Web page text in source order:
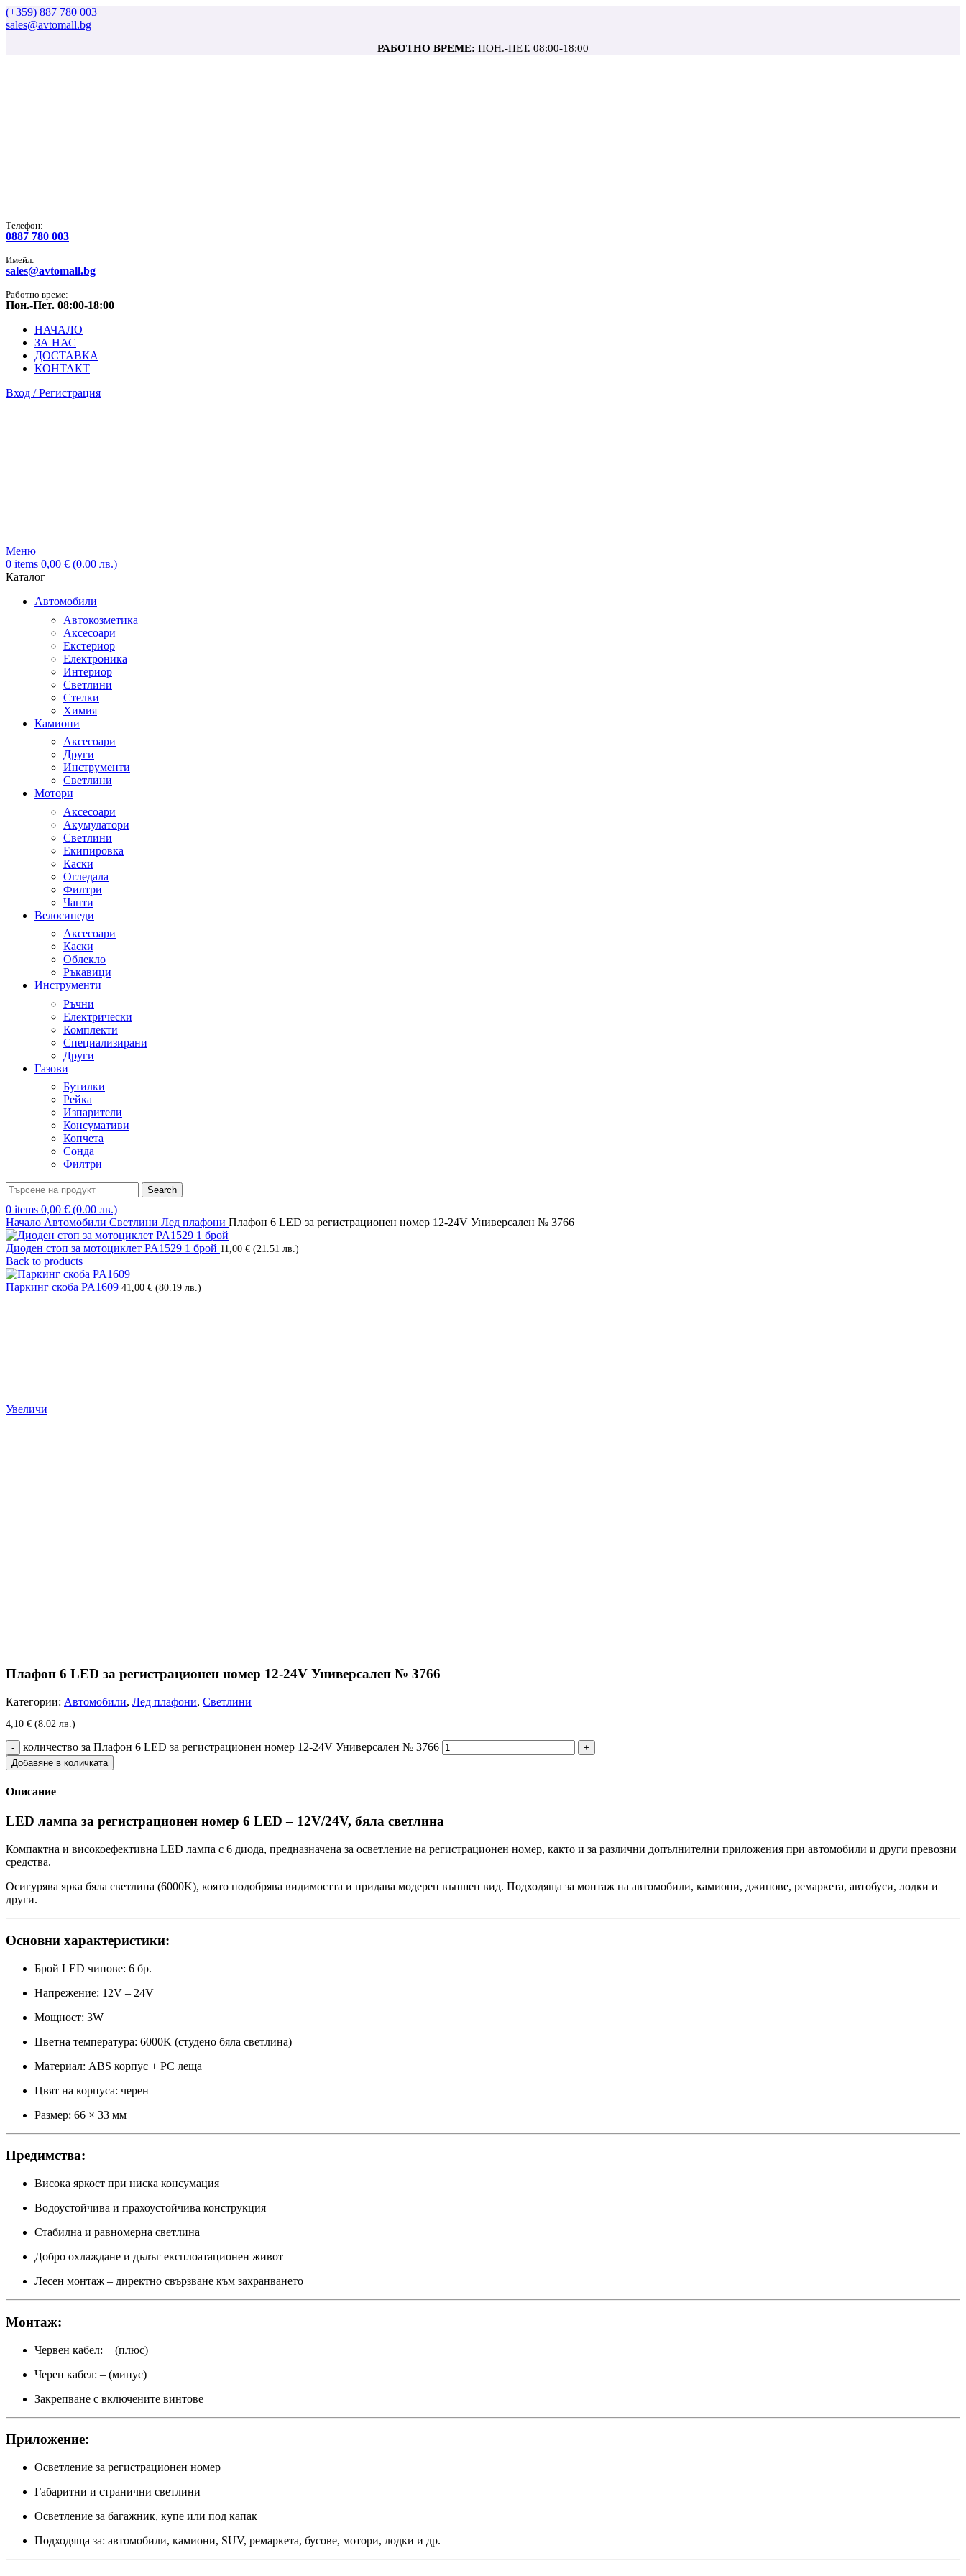
(+359) 887 780 003
sales@avtomall.bg
РАБОТНО ВРЕМЕ: ПОН.-ПЕТ. 08:00-18:00
Tелефон:
0887 780 003
Имейл:
sales@avtomall.bg
Работно време:
Пон.-Пет. 08:00-18:00
НАЧАЛО
ЗА НАС
ДОСТАВКА
КОНТАКТ
Вход / Регистрация
Меню
0 items 0,00 € (0.00 лв.)
Каталог
Автомобили
Автокозметика
Аксесоари
Екстериор
Електроника
Интериор
Светлини
Стелки
Химия
Камиони
Аксесоари
Други
Инструменти
Светлини
Мотори
Аксесоари
Акумулатори
Светлини
Екипировка
Каски
Огледала
Филтри
Чанти
Велосипеди
Аксесоари
Каски
Облекло
Ръкавици
Инструменти
Ръчни
Електрически
Комплекти
Специализирани
Други
Газови
Бутилки
Рейка
Изпарители
Консумативи
Копчета
Сонда
Филтри
Search
0 items 0,00 € (0.00 лв.)
Начало Автомобили Светлини Лед плафони Плафон 6 LED за регистрационен номер 12-24V Универсален № 3766
Диоден стоп за мотоциклет PA1529 1 брой 11,00 € (21.51 лв.)
Back to products
Паркинг скоба PA1609 41,00 € (80.19 лв.)
Увеличи
Плафон 6 LED за регистрационен номер 12-24V Универсален № 3766
Категории: Автомобили, Лед плафони, Светлини
4,10 € (8.02 лв.)
количество за Плафон 6 LED за регистрационен номер 12-24V Универсален № 3766
Добавяне в количката
Описание
LED лампа за регистрационен номер 6 LED – 12V/24V, бяла светлина
Компактна и високоефективна LED лампа с 6 диода, предназначена за осветление на регистрационен номер, както и за различни допълнителни приложения при автомобили и други превозни
средства.
Осигурява ярка бяла светлина (6000K), която подобрява видимостта и придава модерен външен вид. Подходяща за монтаж на автомобили, камиони, джипове, ремаркета, автобуси, лодки и
други.
Основни характеристики:
Брой LED чипове: 6 бр.
Напрежение: 12V – 24V
Мощност: 3W
Цветна температура: 6000K (студено бяла светлина)
Материал: ABS корпус + PC леща
Цвят на корпуса: черен
Размер: 66 × 33 мм
Предимства:
Висока яркост при ниска консумация
Водоустойчива и прахоустойчива конструкция
Стабилна и равномерна светлина
Добро охлаждане и дълъг експлоатационен живот
Лесен монтаж – директно свързване към захранването
Монтаж:
Червен кабел: + (плюс)
Черен кабел: – (минус)
Закрепване с включените винтове
Приложение:
Осветление за регистрационен номер
Габаритни и странични светлини
Осветление за багажник, купе или под капак
Подходяща за: автомобили, камиони, SUV, ремаркета, бусове, мотори, лодки и др.